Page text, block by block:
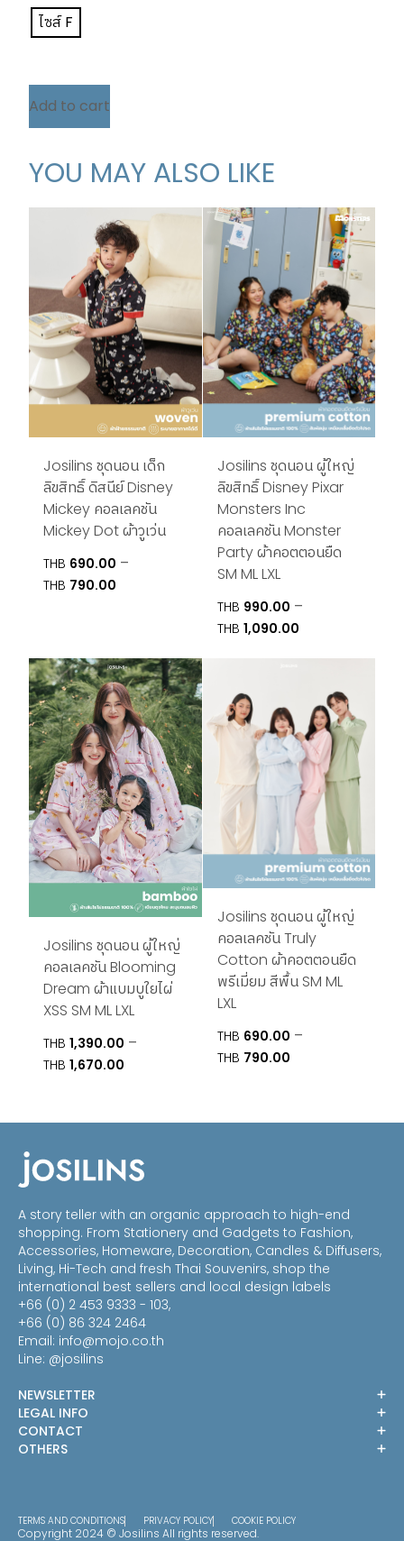
ไซส์ F
Add to cart
YOU MAY ALSO LIKE
Josilins ชุดนอน เด็ก
ลิขสิทธิ์ ดิสนีย์ Disney
Mickey คอลเลคชัน
Mickey Dot ผ้าวูเว่น
THB 690.00 –
THB 790.00
THB790.00
Josilins ชุดนอน ผู้ใหญ่
ลิขสิทธิ์ Disney Pixar
Monsters Inc
คอลเลคชัน Monster
Party ผ้าคอตตอนยืด
SM ML LXL
THB 990.00 –
THB 1,090.00Price
through
THB1,090.00
Josilins ชุดนอน ผู้ใหญ่
คอลเลคชัน Blooming
Dream ผ้าแบมบูใยไผ่
XSS SM ML LXL
THB 1,390.00 –
THB 1,670.00
through
Josilins ชุดนอน ผู้ใหญ่
คอลเลคชัน Truly
Cotton ผ้าคอตตอนยืด
พรีเมี่ยม สีพื้น SM ML
LXL
THB 690.00 –
THB 790.00Price
through
A story teller with an organic approach to high-end
shopping. From Stationery and Gadgets to Fashion,
Accessories, Homeware, Decoration, Candles & Diffusers,
Living, Hi-Tech and fresh Thai Souvenirs, shop the
international best sellers and local design labels
+66 (0) 2 453 9333 - 103,
+66 (0) 86 324 2464
Email: info@mojo.co.th
Line: @josilins
NEWSLETTER
LEGAL INFO
CONTACT
OTHERS
TERMS AND CONDITIONS PRIVACY POLICY COOKIE POLICY
Copyright 2024 © Josilins All rights reserved.